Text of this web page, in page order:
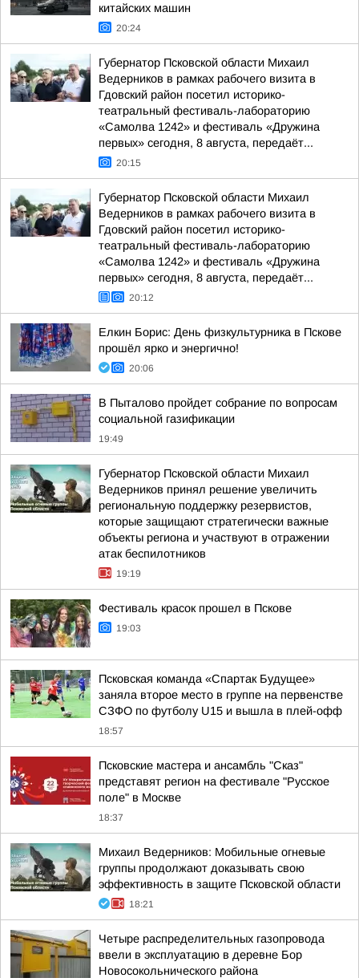
китайских машин
20:24
Губернатор Псковской области Михаил
Ведерников в рамках рабочего визита в
Гдовский район посетил историко-
театральный фестиваль-лабораторию
«Самолва 1242» и фестиваль «Дружина
первых» сегодня, 8 августа, передаёт...
20:15
Губернатор Псковской области Михаил
Ведерников в рамках рабочего визита в
Гдовский район посетил историко-
театральный фестиваль-лабораторию
«Самолва 1242» и фестиваль «Дружина
первых» сегодня, 8 августа, передаёт...
20:12
Елкин Борис: День физкультурника в Пскове
прошёл ярко и энергично!
20:06
В Пыталово пройдет собрание по вопросам
социальной газификации
19:49
Губернатор Псковской области Михаил
Ведерников принял решение увеличить
региональную поддержку резервистов,
которые защищают стратегически важные
объекты региона и участвуют в отражении
атак беспилотников
19:19
Фестиваль красок прошел в Пскове
19:03
Псковская команда «Спартак Будущее»
заняла второе место в группе на первенстве
СЗФО по футболу U15 и вышла в плей-офф
18:57
Псковские мастера и ансамбль "Сказ"
представят регион на фестивале "Русское
поле" в Москве
18:37
Михаил Ведерников: Мобильные огневые
группы продолжают доказывать свою
эффективность в защите Псковской области
18:21
Четыре распределительных газопровода
ввели в эксплуатацию в деревне Бор
Новосокольнического района